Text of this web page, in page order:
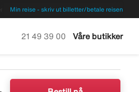
Min reise - skriv ut billetter/betale reisen
Ring oss på
21 49 39 00 Våre butikker